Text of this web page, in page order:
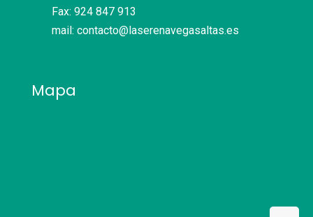
Fax: 924 847 913
mail: contacto@laserenavegasaltas.es
Mapa